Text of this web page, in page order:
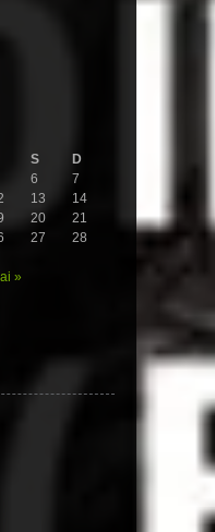
S D
»
6
7
13
14
20
21
27
28